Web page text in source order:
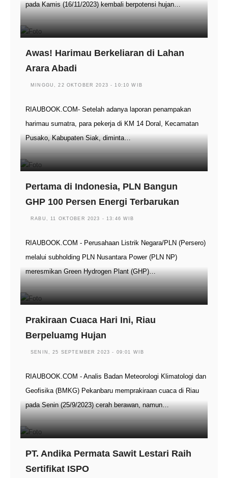
pada Kamis (16/11/2023) kembali berpotensi hujan…
Awas! Harimau Berkeliaran di Lahan
Arara Abadi
MINGGU, 22 OKTOBER 2023 - 10:10 WIB
RIAUBOOK.COM- Setelah adanya laporan penampakan
harimau sumatra, para pekerja di KM 14 Doral, Kecamatan
Pusako, Kabupaten Siak, diminta…
Pertama di Indonesia, PLN Bangun
GHP 100 Persen Energi Terbarukan
RABU, 11 OKTOBER 2023 - 13:46 WIB
RIAUBOOK.COM - Perusahaan Listrik Negara/PLN (Persero)
melalui subholding PLN Nusantara Power (PLN NP)
meresmikan Green Hydrogen Plant (GHP)…
Prakiraan Cuaca Hari Ini, Riau
Berpeluamg Hujan
SENIN, 25 SEPTEMBER 2023 - 09:01 WIB
RIAUBOOK.COM - Analis Badan Meteorologi Klimatologi dan
Geofisika (BMKG) Pekanbaru memprakiraan cuaca di Riau
pada Senin (25/9/2023) cerah berawan, namun…
PT. Andika Permata Sawit Lestari Raih
Sertifikat ISPO